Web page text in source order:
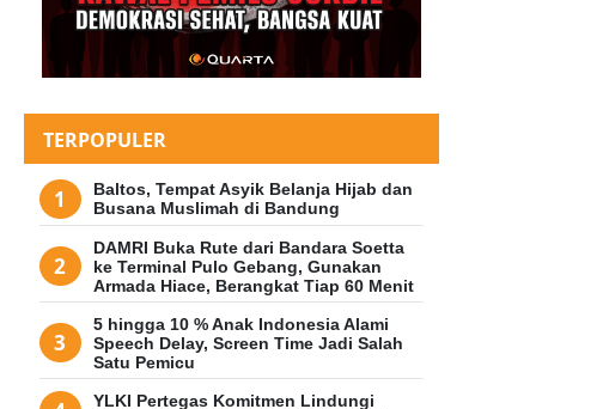
TERPOPULER
Baltos, Tempat Asyik Belanja Hijab dan
Busana Muslimah di Bandung
DAMRI Buka Rute dari Bandara Soetta
ke Terminal Pulo Gebang, Gunakan
Armada Hiace, Berangkat Tiap 60 Menit
5 hingga 10 % Anak Indonesia Alami
Speech Delay, Screen Time Jadi Salah
Satu Pemicu
YLKI Pertegas Komitmen Lindungi